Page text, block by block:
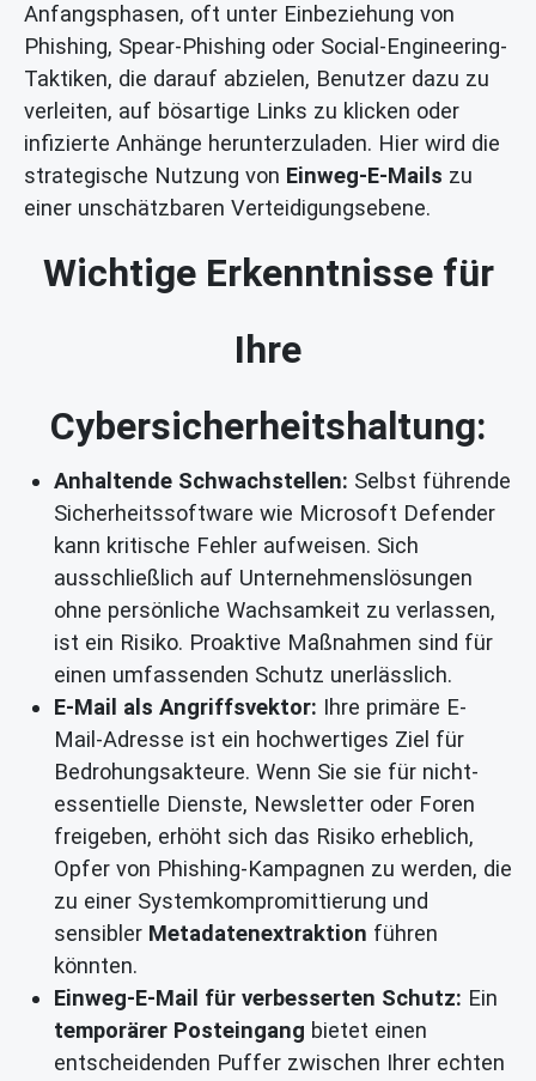
Anfangsphasen, oft unter Einbeziehung von
Phishing, Spear-Phishing oder Social-Engineering-
Taktiken, die darauf abzielen, Benutzer dazu zu
verleiten, auf bösartige Links zu klicken oder
infizierte Anhänge herunterzuladen. Hier wird die
strategische Nutzung von Einweg-E-Mails zu
einer unschätzbaren Verteidigungsebene.
Wichtige Erkenntnisse für
Ihre
Cybersicherheitshaltung:
Anhaltende Schwachstellen: Selbst führende
Sicherheitssoftware wie Microsoft Defender
kann kritische Fehler aufweisen. Sich
ausschließlich auf Unternehmenslösungen
ohne persönliche Wachsamkeit zu verlassen,
ist ein Risiko. Proaktive Maßnahmen sind für
einen umfassenden Schutz unerlässlich.
E-Mail als Angriffsvektor: Ihre primäre E-
Mail-Adresse ist ein hochwertiges Ziel für
Bedrohungsakteure. Wenn Sie sie für nicht-
essentielle Dienste, Newsletter oder Foren
freigeben, erhöht sich das Risiko erheblich,
Opfer von Phishing-Kampagnen zu werden, die
zu einer Systemkompromittierung und
sensibler Metadatenextraktion führen
könnten.
Einweg-E-Mail für verbesserten Schutz: Ein
temporärer Posteingang bietet einen
entscheidenden Puffer zwischen Ihrer echten